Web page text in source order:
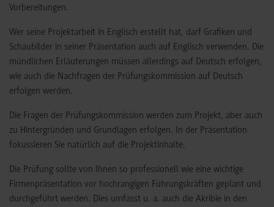
Vorbereitungen.
Wer seine Projektarbeit in Englisch erstellt hat, darf Grafiken und
Schaubilder in seiner Präsentation auch auf Englisch verwenden. Die
mündlichen Erläuterungen müssen allerdings auf Deutsch erfolgen,
wie auch die Nachfragen der Prüfungskommission auf Deutsch
erfolgen werden.
Die Fragen der Prüfungskommission werden zum Projekt, aber auch
zu Hintergründen und Grundlagen erfolgen. In der Präsentation
fokussieren Sie natürlich auf die Projektinhalte.
Die Prüfung sollte von Ihnen so professionell wie eine wichtige
Firmenpräsentation vor hochrangigen Führungskräften geplant und
durchgeführt werden. Dies umfasst u. a. auch die Akribie in den